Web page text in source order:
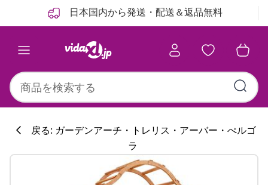
日本国内から発送・配送＆返品無料
戻る: ガーデンアーチ・トレリス・アーバー・ぺルゴ
ラ